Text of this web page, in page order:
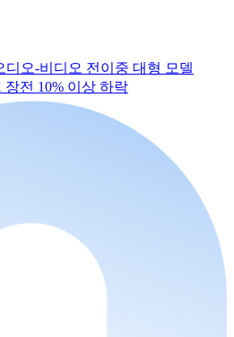
디오-비디오 전이중 대형 모델
장전 10% 이상 하락